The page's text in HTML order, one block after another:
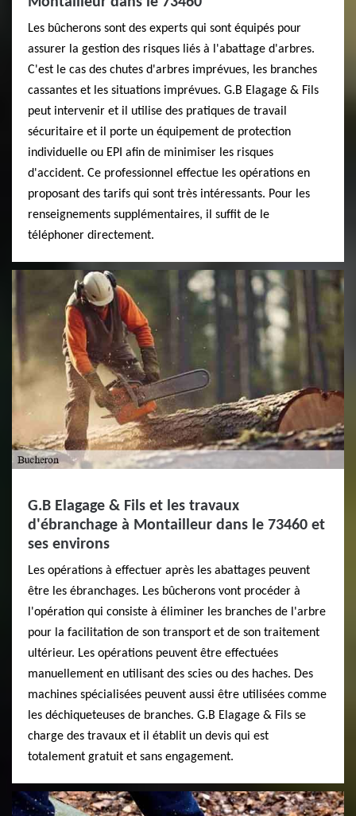
Les bûcherons sont des experts qui sont équipés pour
assurer la gestion des risques liés à l'abattage d'arbres.
C'est le cas des chutes d'arbres imprévues, les branches
cassantes et les situations imprévues. G.B Elagage & Fils
peut intervenir et il utilise des pratiques de travail
sécuritaire et il porte un équipement de protection
individuelle ou EPI afin de minimiser les risques
d'accident. Ce professionnel effectue les opérations en
proposant des tarifs qui sont très intéressants. Pour les
renseignements supplémentaires, il suffit de le
téléphoner directement.
G.B Elagage & Fils et les travaux
d'ébranchage à Montailleur dans le 73460 et
ses environs
Les opérations à effectuer après les abattages peuvent
être les ébranchages. Les bûcherons vont procéder à
l'opération qui consiste à éliminer les branches de l'arbre
pour la facilitation de son transport et de son traitement
ultérieur. Les opérations peuvent être effectuées
manuellement en utilisant des scies ou des haches. Des
machines spécialisées peuvent aussi être utilisées comme
les déchiqueteuses de branches. G.B Elagage & Fils se
charge des travaux et il établit un devis qui est
totalement gratuit et sans engagement.